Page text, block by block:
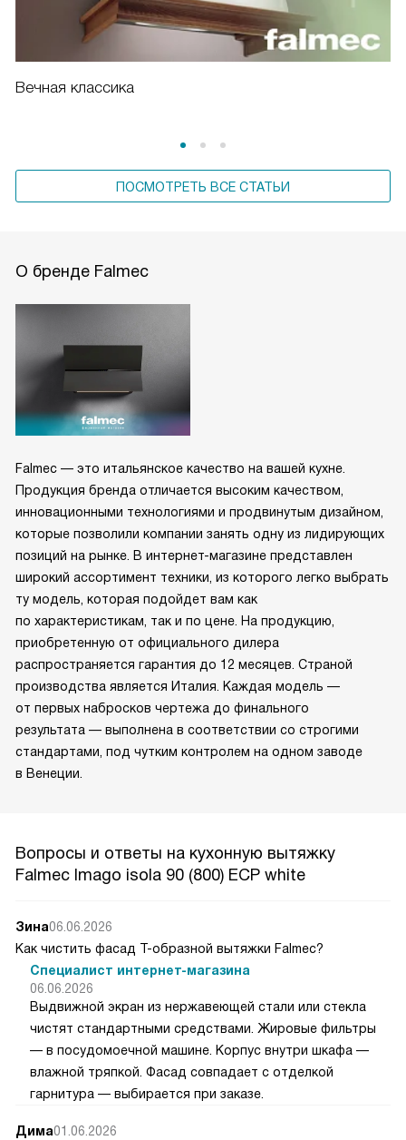
Вечная классика
ПОСМОТРЕТЬ ВСЕ СТАТЬИ
О бренде Falmec
Falmec — это итальянское качество на вашей кухне.
Продукция бренда отличается высоким качеством,
инновационными технологиями и продвинутым дизайном,
которые позволили компании занять одну из лидирующих
позиций на рынке. В интернет-магазине представлен
широкий ассортимент техники, из которого легко выбрать
ту модель, которая подойдет вам как
по характеристикам, так и по цене. На продукцию,
приобретенную от официального дилера
распространяется гарантия до 12 месяцев. Страной
производства является Италия. Каждая модель —
от первых набросков чертежа до финального
результата — выполнена в соответствии со строгими
стандартами, под чутким контролем на одном заводе
в Венеции.
Вопросы и ответы на кухонную вытяжку
Falmec Imago isola 90 (800) ECP white
Зина06.06.2026
Как чистить фасад Т-образной вытяжки Falmec?
Специалист интернет-магазина
06.06.2026
Выдвижной экран из нержавеющей стали или стекла
чистят стандартными средствами. Жировые фильтры
— в посудомоечной машине. Корпус внутри шкафа —
влажной тряпкой. Фасад совпадает с отделкой
гарнитура — выбирается при заказе.
Дима01.06.2026